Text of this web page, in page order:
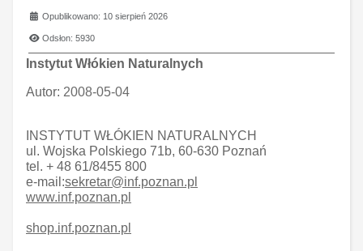
Opublikowano: 10 sierpień 2026
Odsłon: 5930
Instytut Włókien Naturalnych
Autor: 2008-05-04
INSTYTUT WŁÓKIEN NATURALNYCH
ul. Wojska Polskiego 71b, 60-630 Poznań
tel. + 48 61/8455 800
e-mail:sekretar@inf.poznan.pl
www.inf.poznan.pl
shop.inf.poznan.pl